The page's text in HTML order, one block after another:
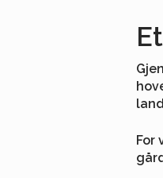
For